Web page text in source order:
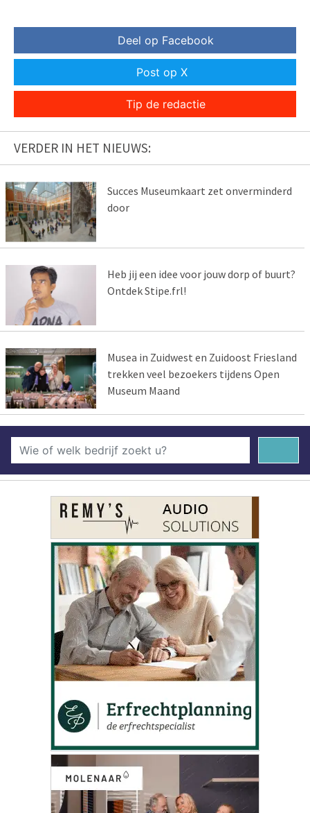
Deel op Facebook
Post op X
Tip de redactie
VERDER IN HET NIEUWS:
Succes Museumkaart zet onverminderd
door
Heb jij een idee voor jouw dorp of buurt?
Ontdek Stipe.frl!
Musea in Zuidwest en Zuidoost Friesland
trekken veel bezoekers tijdens Open
Museum Maand